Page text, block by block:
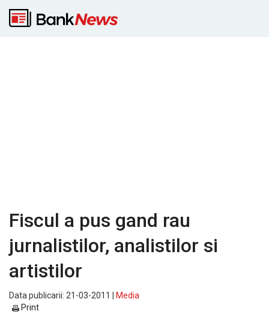
Fiscul a pus gand rau
jurnalistilor, analistilor si
artistilor
Data publicarii: 21-03-2011 |
Media
Print